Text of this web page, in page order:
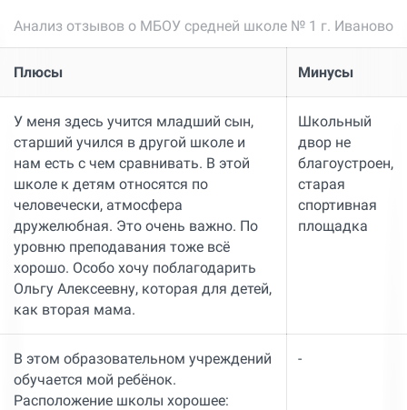
Анализ отзывов о МБОУ средней школе № 1 г. Иваново
Плюсы Минусы
У меня здесь учится младший сын,
старший учился в другой школе и
нам есть с чем сравнивать. В этой
школе к детям относятся по
человечески, атмосфера
дружелюбная. Это очень важно. По
уровню преподавания тоже всё
хорошо. Особо хочу поблагодарить
Ольгу Алексеевну, которая для детей,
как вторая мама.
Школьный
двор не
благоустроен,
старая
спортивная
площадка
В этом образовательном учреждений
обучается мой ребёнок.
Расположение школы хорошее:
-